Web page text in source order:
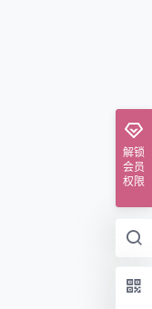
解锁
会员
权限